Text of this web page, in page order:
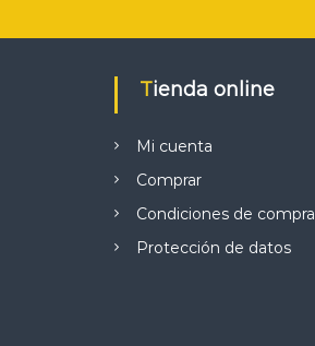
Tienda online
Mi cuenta
Comprar
Condiciones de compra
Protección de datos